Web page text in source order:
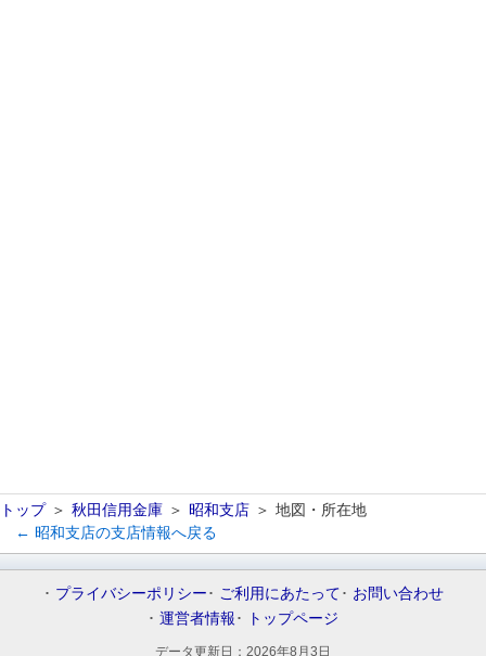
トップ 秋田信用金庫 昭和支店
地図・所在地
← 昭和支店の支店情報へ戻る
プライバシーポリシー ご利用にあたって
お問い合わせ
運営者情報
トップページ
データ更新日： 2026年8月3日